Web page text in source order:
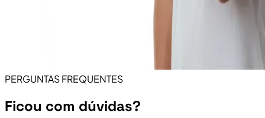
PERGUNTAS FREQUENTES
Ficou com dúvidas?